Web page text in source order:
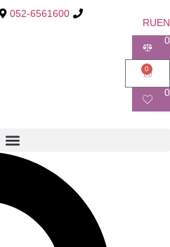
052-6561600
EN
RU
0
0
0